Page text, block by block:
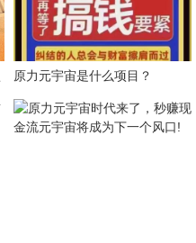
原力元宇宙是什么项目？